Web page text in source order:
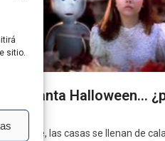
sitio.
encanta Halloween…
qué?
octubre, las casas se llenan de